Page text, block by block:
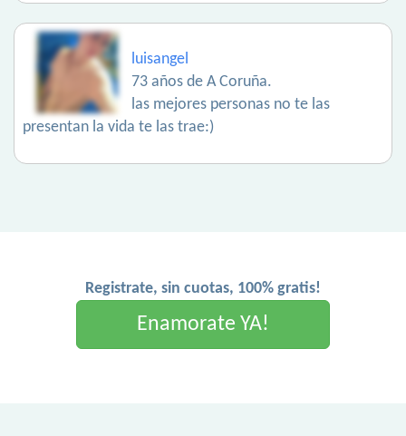
luisangel
73 años de A Coruña.
las mejores personas no te las
presentan la vida te las trae:)
Registrate, sin cuotas, 100% gratis!
Enamorate YA!